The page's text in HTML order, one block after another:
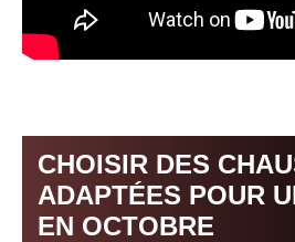
CHOISIR DES
ADAPTÉES POUR
EN OCTOBRE